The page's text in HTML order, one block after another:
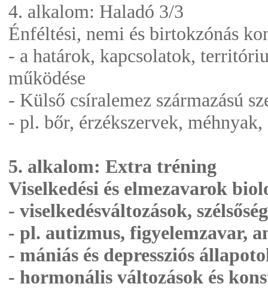
4. alkalom: Haladó 3/3
Énféltési, nemi és birtokzónás
- a határok, kapcsolatok,
működése
- Külső csíralemez származású
- pl. bőr, érzékszervek,
5. alkalom: Extra tréning
Viselkedési és elmezavarok
- viselkedésváltozások,
- pl. autizmus, figyelemzavar,
- mániás és depressziós
- hormonális változások és